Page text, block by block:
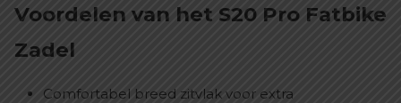
Voordelen van het S20 Pro Fatbike
Zadel
Comfortabel breed zitvlak voor extra